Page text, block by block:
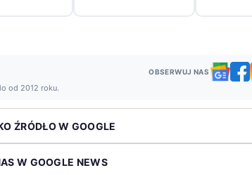
od 2012 roku.
OBSERWUJ NAS
ŹRÓDŁO W GOOGLE
W GOOGLE NEWS